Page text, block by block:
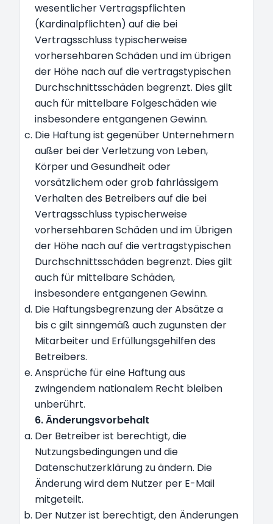
wesentlicher Vertragspflichten
(Kardinalpflichten) auf die bei
Vertragsschluss typischerweise
vorhersehbaren Schäden und im übrigen
der Höhe nach auf die vertragstypischen
Durchschnittsschäden begrenzt. Dies gilt
auch für mittelbare Folgeschäden wie
insbesondere entgangenen Gewinn.
Die Haftung ist gegenüber Unternehmern
außer bei der Verletzung von Leben,
Körper und Gesundheit oder
vorsätzlichem oder grob fahrlässigem
Verhalten des Betreibers auf die bei
Vertragsschluss typischerweise
vorhersehbaren Schäden und im Übrigen
der Höhe nach auf die vertragstypischen
Durchschnittsschäden begrenzt. Dies gilt
auch für mittelbare Schäden,
insbesondere entgangenen Gewinn.
Die Haftungsbegrenzung der Absätze a
bis c gilt sinngemäß auch zugunsten der
Mitarbeiter und Erfüllungsgehilfen des
Betreibers.
Ansprüche für eine Haftung aus
zwingendem nationalem Recht bleiben
unberührt.
6. Änderungsvorbehalt
Der Betreiber ist berechtigt, die
Nutzungsbedingungen und die
Datenschutzerklärung zu ändern. Die
Änderung wird dem Nutzer per E-Mail
mitgeteilt.
Der Nutzer ist berechtigt, den Änderungen